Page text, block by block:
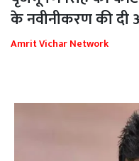
के नवीनीकरण की दी
Amrit Vichar Network